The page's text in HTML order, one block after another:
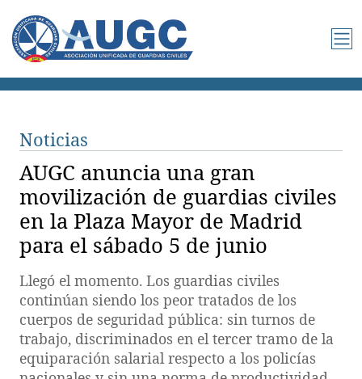
Noticias
AUGC anuncia una gran
movilización de guardias civiles
en la Plaza Mayor de Madrid
para el sábado 5 de junio
Llegó el momento. Los guardias civiles
continúan siendo los peor tratados de los
cuerpos de seguridad pública: sin turnos de
trabajo, discriminados en el tercer tramo de la
equiparación salarial respecto a los policías